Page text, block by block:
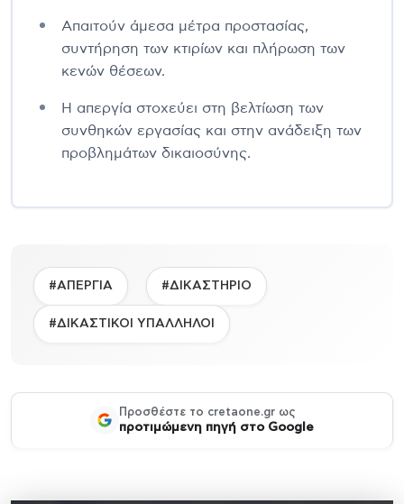
Απαιτούν άμεσα μέτρα προστασίας,
συντήρηση των κτιρίων και πλήρωση των
κενών θέσεων.
Η απεργία στοχεύει στη βελτίωση των
συνθηκών εργασίας και στην ανάδειξη των
προβλημάτων δικαιοσύνης.
#ΑΠΕΡΓΙΑ #ΔΙΚΑΣΤΗΡΙΟ
#ΔΙΚΑΣΤΙΚΟΙ ΥΠΑΛΛΗΛΟΙ
Προσθέστε το cretaone.gr ως
προτιμώμενη πηγή στο Google